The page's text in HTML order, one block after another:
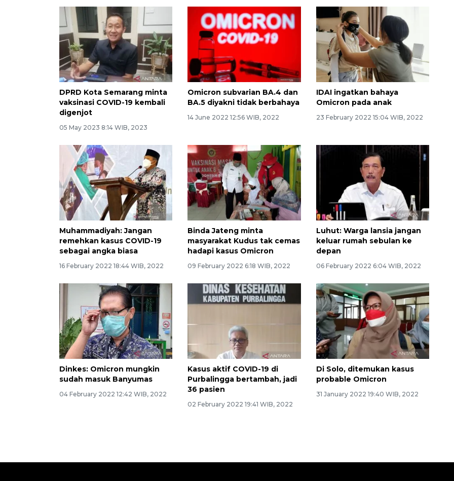
DPRD Kota Semarang minta
vaksinasi COVID-19 kembali
digenjot
05 May 2023 8:14 WIB, 2023
Omicron subvarian BA.4 dan
BA.5 diyakni tidak berbahaya
14 June 2022 12:56 WIB, 2022
IDAI ingatkan bahaya
Omicron pada anak
23 February 2022 15:04 WIB, 2022
Muhammadiyah: Jangan
remehkan kasus COVID-19
sebagai angka biasa
16 February 2022 18:44 WIB, 2022
Binda Jateng minta
masyarakat Kudus tak cemas
hadapi kasus Omicron
09 February 2022 6:18 WIB, 2022
Luhut: Warga lansia jangan
keluar rumah sebulan ke
depan
06 February 2022 6:04 WIB, 2022
Dinkes: Omicron mungkin
sudah masuk Banyumas
04 February 2022 12:42 WIB, 2022
Kasus aktif COVID-19 di
Purbalingga bertambah, jadi
36 pasien
02 February 2022 19:41 WIB, 2022
Di Solo, ditemukan kasus
probable Omicron
31 January 2022 19:40 WIB, 2022